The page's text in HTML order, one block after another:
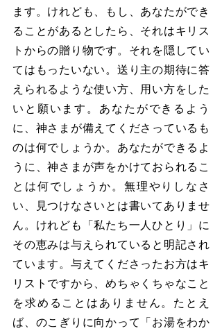
ます。けれども、もし、あなたができ
ることがあるとしたら、それはキリス
トからの贈り物です。それを隠してい
てはもったいない。送り主の期待に答
えられるような使い方、用い方をした
いと願います。あなたができるよう
に、神さまが備えてくださっているも
のは何でしょうか。あなたができるよ
うに、神さまが声をかけておられるこ
とは何でしょうか。無理やりしなさ
い、見つけなさいとは書いてありませ
ん。けれども「私たち一人ひとり」に
その恵みは与えられていると明記され
ています。与えてくださったお方はキ
リストですから、めちゃくちゃなこと
を求めることはありません。たとえ
ば、のこぎりに向かって「お湯をわか